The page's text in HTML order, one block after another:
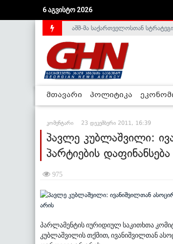
6 აგვისტო 2026
საქართველოს დე-ფაქტო
აშშ-მა საქართველოსთან
მთავარი პოლიტიკა
კომენტარი 23 დეკემბერი 2011, 16:39
პავლე კუბლაშვილი:
პარტიების
975
პარლამენტის იურიდიულ საკითხთა
კუბლაშვილის თქმით, ივანიშვილთან